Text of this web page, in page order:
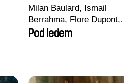
Milan Baulard, Ismail
Berrahma, Flore Dupont,
Laurie Estampes, Quentin
Pod ledem